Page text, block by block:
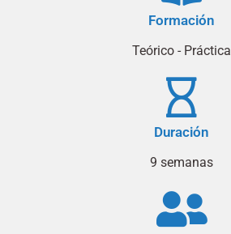
Formación
Teórico - Práctica
Duración
9 semanas